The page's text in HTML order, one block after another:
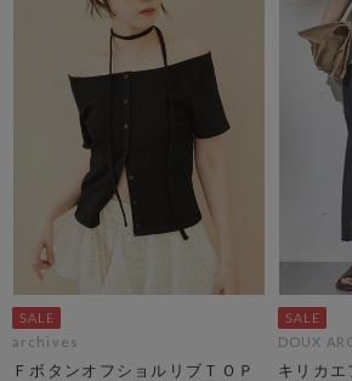
archives
ＦボタンオフショルリブＴＯＰ
DOUX
キリカエ